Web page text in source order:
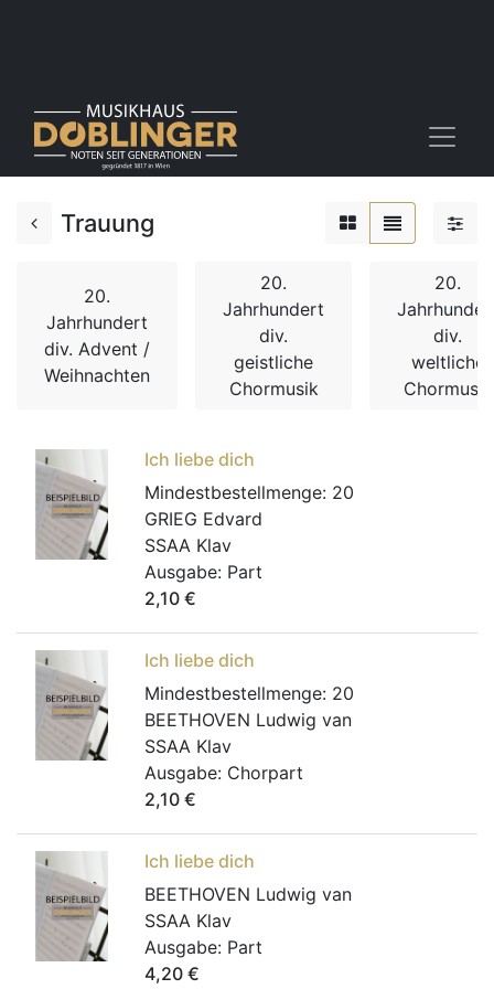
Trauung
20.
Jahrhundert
div. Advent /
Weihnachten
20.
Jahrhundert
div.
geistliche
Chormusik
20.
div.
weltliche
Chormusik
Ich liebe dich
Mindestbestellmenge: 20
GRIEG Edvard
SSAA Klav
Ausgabe: Part
2,10 €
Ich liebe dich
Mindestbestellmenge: 20
BEETHOVEN Ludwig van
SSAA Klav
Ausgabe: Chorpart
2,10 €
Ich liebe dich
BEETHOVEN Ludwig van
SSAA Klav
Ausgabe: Part
4,20 €